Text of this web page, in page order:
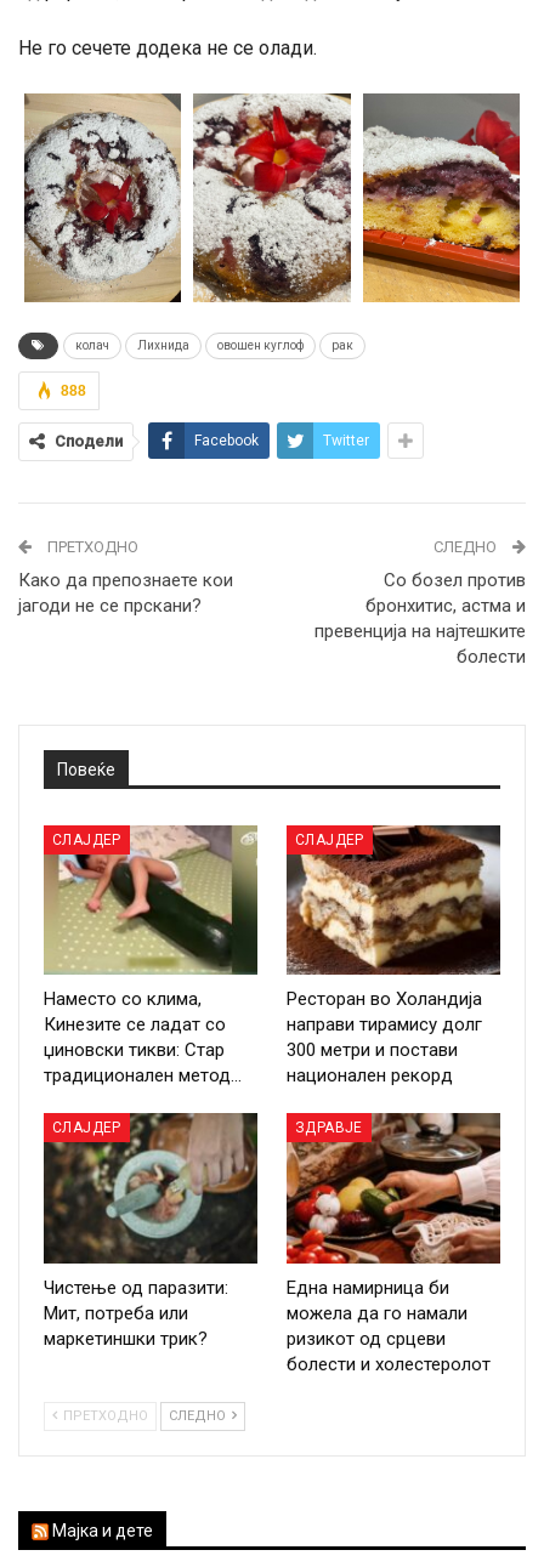
Не го сечете додека не се олади.
колач Лихнида овошен куглоф рак
888
Сподели Facebook Twitter
ПРЕТХОДНО
Како да препознаете кои
јагоди не се прскани?
СЛЕДНО
Со бозел против
бронхитис, астма и
превенција на најтешките
болести
Повеќе
СЛАЈДЕР
Наместо со клима,
Кинезите се ладат со
џиновски тикви: Стар
традиционален метод…
СЛАЈДЕР
Ресторан во Холандија
направи тирамису долг
300 метри и постави
национален рекорд
СЛАЈДЕР
Чистење од паразити:
Мит, потреба или
маркетиншки трик?
ЗДРАВЈЕ
Една намирница би
можела да го намали
ризикот од срцеви
болести и холестеролот
ПРЕТХОДНО СЛЕДНО
Мајка и дете